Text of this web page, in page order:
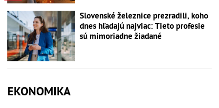
Slovenské železnice prezradili, koho
dnes hľadajú najviac: Tieto profesie
sú mimoriadne žiadané
EKONOMIKA